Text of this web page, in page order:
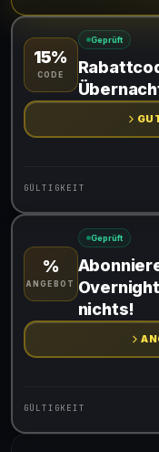
Gültig für
Gib den Code an der
15%
CODE
Geprüft
GÜLTIGKEIT
Gültig für
Gib den Code an der
%
ANGEBOT
Geprüft
nichts!
GÜLTIGKEIT